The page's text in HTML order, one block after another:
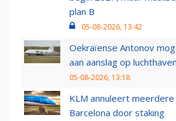
plan B
05-08-2026, 13:42
Oekraïense Antonov
aan aanslag op
05-08-2026, 13:18
KLM annuleert
Barcelona door staking